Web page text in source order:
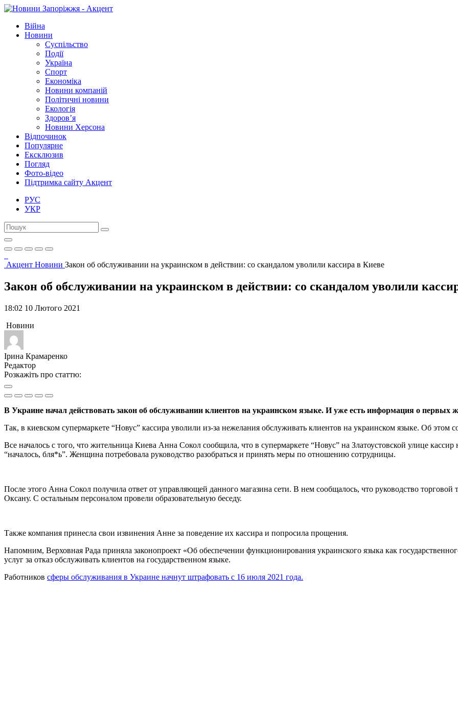
Війна
Новини
Суспільство
Події
Україна
Спорт
Економіка
Новини компаній
Політичні новини
Екологія
Здоров’я
Новини Херсона
Відпочинок
Популярне
Ексклюзив
Погляд
Фото-відео
Підтримка сайту Акцент
РУС
УКР
Акцент Новини Закон об обслуживании на украинском в действии: со скандалом уволили кассира в Киеве
Закон об обслуживании на украинском в действии: со скандалом уволили
18:02 10 Лютого 2021
Новини
Ірина Крамаренко
Редактор
Розкажіть про статтю:
В Украине начал действовать закон об обслуживании клиентов на украинском языке. И уже есть информация о первых
Так, в киевском супермаркете “Новус” кассира уволили из-за нежелания обслуживать клиентов на украинском языке. Об этом
Все началось с того, что жительница Киева Анна Сокол сообщила, что в супермаркете “Новус” на Златоустовской улице кассир
“началось, бля*ь”. Женщина потребовала руководство разобраться и принять меры по отношению сотрудницы.
После этого Анна Сокол получила ответ от управляющей данного магазина сети. В нем сообщалось, что руководство
Оксану. С остальным персоналом провели образовательную беседу.
Также компания принесла свои извинения Анне за поведение их кассира и попросила прощения.
Напомним, Верховная Рада приняла законопроект «Об обеспечении функционирования украинского языка как
услуг за отказ обслуживать клиентов на государственном языке.
Работников сферы обслуживания в Украине начнут штрафовать с 16 июля 2021 года.